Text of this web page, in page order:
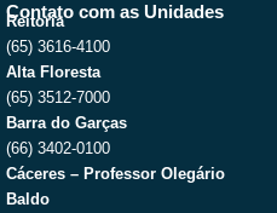
Contato com as Unidades
Reitoria
(65) 3616-4100
Alta Floresta
(65) 3512-7000
Barra do Garças
(66) 3402-0100
Cáceres – Professor Olegário
Baldo